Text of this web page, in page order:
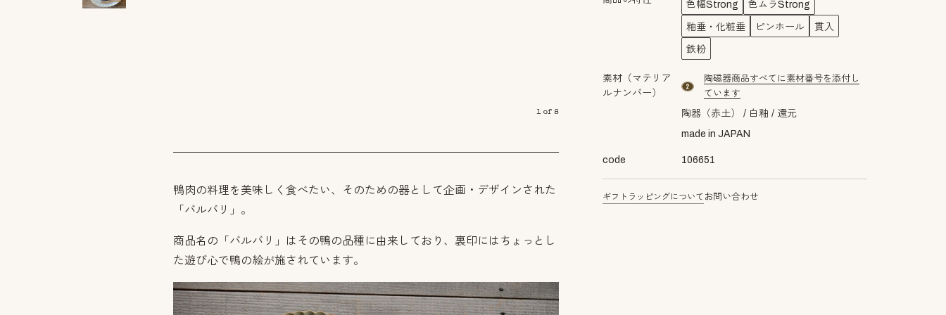
1of 8
色幅Strong 色ムラStrong
釉垂・化粧垂 ピンホール 貫入
鉄粉
素材（マテリア
ルナンバー）
material number2
陶磁器商品すべてに素材番号を添付し
ています
陶器（赤土） 白釉
還元
made in JAPAN
code 106651
ギフトラッピングについて お問い合わせ
鴨肉の料理を美味しく食べたい、そのための器として企画・デザインされた
「バルバリ」。
商品名の「バルバリ」はその鴨の品種に由来しており、裏印にはちょっとし
た遊び心で鴨の絵が施されています。